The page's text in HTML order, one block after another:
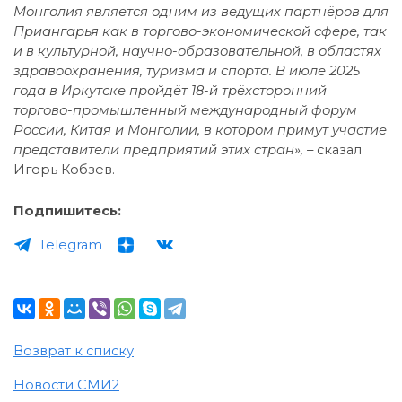
Монголия является одним из ведущих партнёров для
Приангарья как в торгово-экономической сфере, так
и в культурной, научно-образовательной, в областях
здравоохранения, туризма и спорта. В июле 2025
года в Иркутске пройдёт 18-й трёхсторонний
торгово-промышленный международный форум
России, Китая и Монголии, в котором примут участие
представители предприятий этих стран», – сказал
Игорь Кобзев.
Подпишитесь:
Telegram
Возврат к списку
Новости СМИ2